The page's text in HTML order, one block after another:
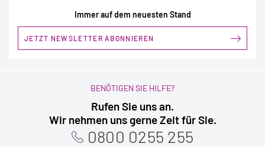
Immer auf dem neuesten Stand
JETZT NEWSLETTER ABONNIEREN
BENÖTIGEN SIE HILFE?
Rufen Sie uns an.
Wir nehmen uns gerne Zeit für Sie.
0800 0255 255